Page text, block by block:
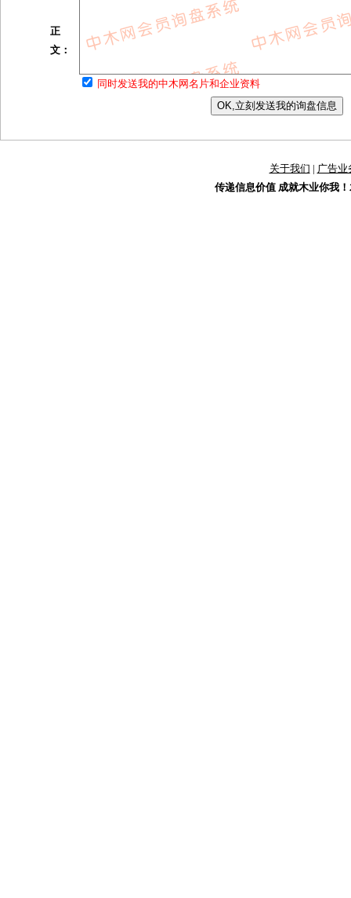
正
文：
同时发送我的中木网名片和企业资料
关于我们 | 广告业
传递信息价值 成就木业你我